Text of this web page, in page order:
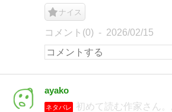
ナイス
コメント(0) 2026/02/15
ayako
ネタバレ
初めて読む作家さん。